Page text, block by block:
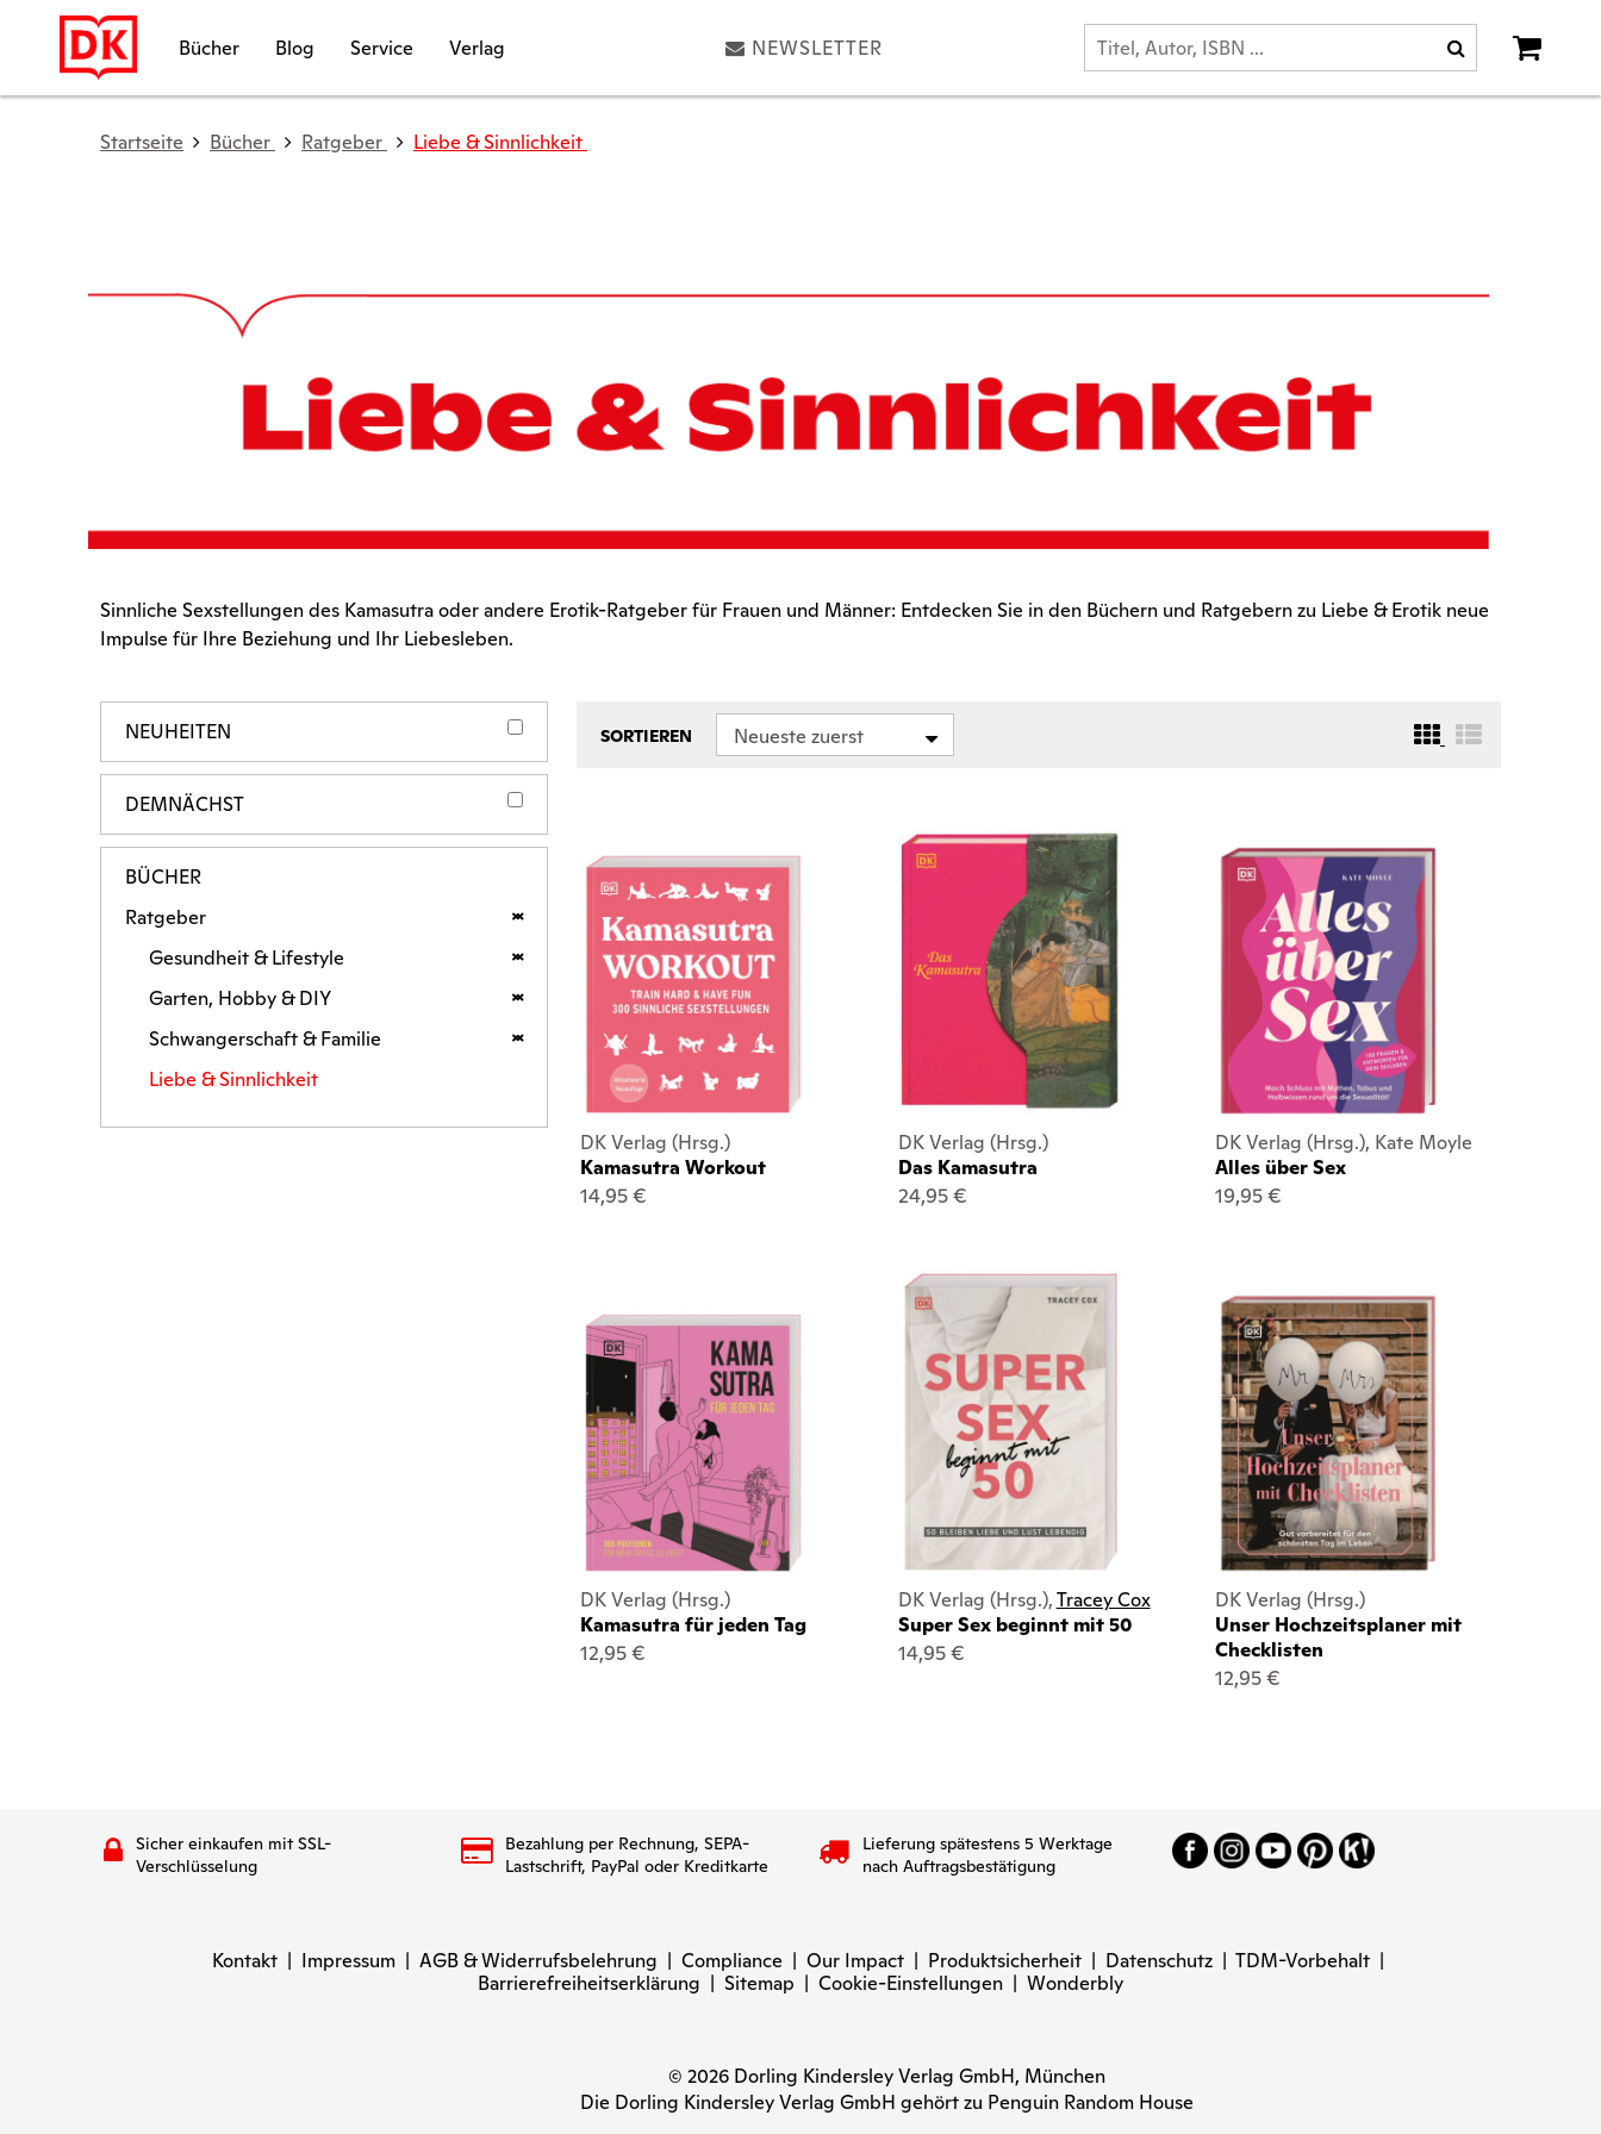
Bücher Blog Service Verlag NEWSLETTER
Startseite Bücher Ratgeber Liebe & Sinnlichkeit
Sinnliche Sexstellungen des Kamasutra oder andere Erotik-Ratgeber für Frauen und Männer: Entdecken Sie in den Büchern und Ratgebern zu Liebe & Erotik neue
Impulse für Ihre Beziehung und Ihr Liebesleben.
NEUHEITEN
DEMNÄCHST
BÜCHER
Ratgeber
Gesundheit & Lifestyle
Garten, Hobby & DIY
Schwangerschaft & Familie
Liebe & Sinnlichkeit
SORTIEREN Neueste zuerst
DK Verlag (Hrsg.)
Kamasutra Workout
14,95 €
DK Verlag (Hrsg.)
Das Kamasutra
24,95 €
DK Verlag (Hrsg.), Kate Moyle
Alles über Sex
19,95 €
DK Verlag (Hrsg.)
Kamasutra für jeden Tag
12,95 €
DK Verlag (Hrsg.),Tracey Cox
Super Sex beginnt mit 50
14,95 €
DK Verlag (Hrsg.)
Unser Hochzeitsplaner mit
Checklisten
12,95 €
Sicher einkaufen mit SSL-
Verschlüsselung
Bezahlung per Rechnung, SEPA-
Lastschrift, PayPal oder Kreditkarte
Lieferung spätestens 5 Werktage
nach Auftragsbestätigung
Kontakt | Impressum | AGB & Widerrufsbelehrung | Compliance | Our Impact | Produktsicherheit | Datenschutz | TDM-Vorbehalt |
Barrierefreiheitserklärung | Sitemap | Cookie-Einstellungen | Wonderbly
© 2026 Dorling Kindersley Verlag GmbH, München
Die Dorling Kindersley Verlag GmbH gehört zu Penguin Random House